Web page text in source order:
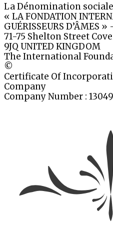
La Dénomination
« LA FONDATION
GUÉRISSEURS D’ÂMES
71-75 Shelton Street
9JQ UNITED KINGDOM
The International
©
Certificate Of
Company
Company Number :